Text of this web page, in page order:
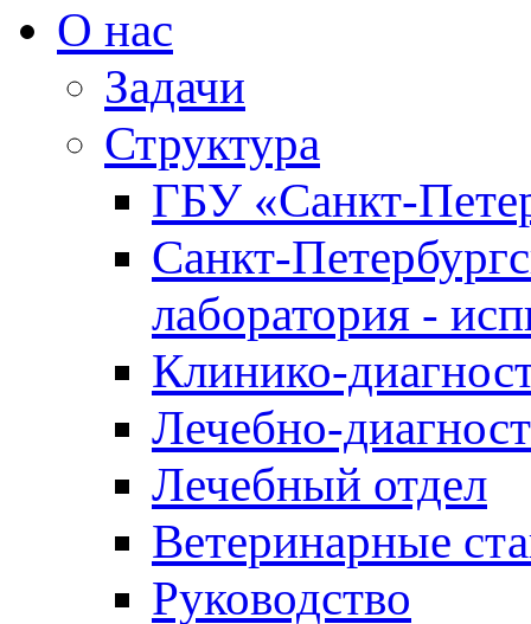
О нас
Задачи
Структура
ГБУ «Санкт-
Санкт-
лаборатория -
Клинико-
Лечебно-
Лечебный отдел
Ветеринарные
Руководство